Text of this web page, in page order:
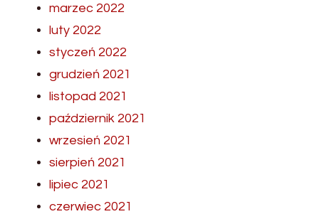
marzec 2022
luty 2022
styczeń 2022
grudzień 2021
listopad 2021
październik 2021
wrzesień 2021
sierpień 2021
lipiec 2021
czerwiec 2021